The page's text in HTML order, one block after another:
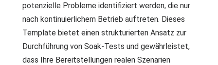
potenzielle Probleme identifiziert werden, die nur
nach kontinuierlichem Betrieb auftreten. Dieses
Template bietet einen strukturierten Ansatz zur
Durchführung von Soak-Tests und gewährleistet,
dass Ihre Bereitstellungen realen Szenarien